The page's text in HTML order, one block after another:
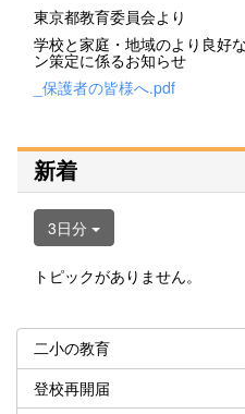
東京都教育委員会より
学校と家庭・地域のより良好
ン策定に係るお知らせ
_保護者の皆様へ.pdf
新着
3日分
トピックがありません。
二小の教育
登校再開届